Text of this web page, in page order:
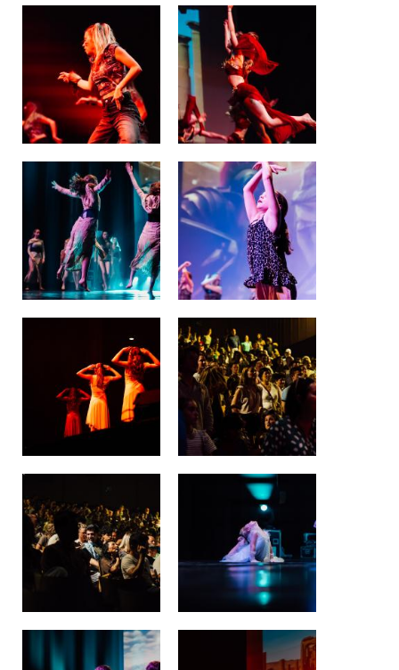
Garderie Berkendael
+32 (0)472 07 35 25
periscolaire.berkendael@apeee-bxl1-
services.be
BE91 3631 6790 0976
Garderie Uccle
+32 (0)2 375 31 35
garderie@apeee-bxl1-services.be
BE72 3100 8650 7316
Lockers
+32 (0)2 373 87 68
casiers@apeee-bxl1-services.be
BE52 3101 4777 1809
Natation (toutes les écoles)
+32 (0)2 375 31 35